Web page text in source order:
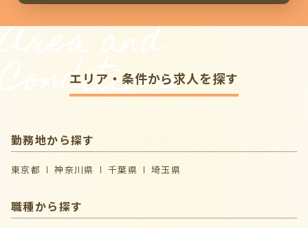
Area and
Conditions
エリア・条件から求人を探す
勤務地から探す
東京都 神奈川県 千葉県 埼玉県
職種から探す